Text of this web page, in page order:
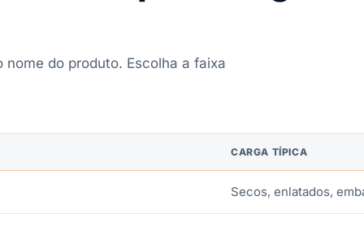
do produto. Escolha a faixa
CARGA TÍPICA
Secos, enlatados,